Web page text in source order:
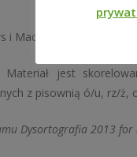
Mac OS X.
jest
z pisownią ó/u, rz/ż,
Dysortografia 2013